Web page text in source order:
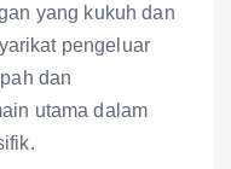
yang kukuh dan
pengeluar
dan
utama dalam